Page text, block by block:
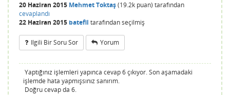
20 Haziran 2015 Mehmet Toktaş(19.2k puan) tarafından
cevaplandı
22 Haziran 2015 batefil tarafındanseçilmiş
Ilgili Bir Soru Sor Yorum
Yaptığınız işlemleri yapınca cevap 6 çıkıyor. Son aşamadaki
işlemde hata yapmışsınız sanırım.
Doğru cevap da 6.